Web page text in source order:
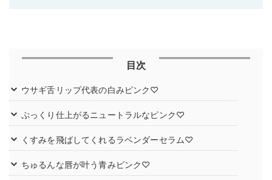
目次
ウサギ舌リップ代表の白みピンク♡
ぷっくり仕上がるニュートラルなピンク♡
くすみを飛ばしてくれるラベンダーセラム♡
ちゅるんな唇が叶う青みピンク♡